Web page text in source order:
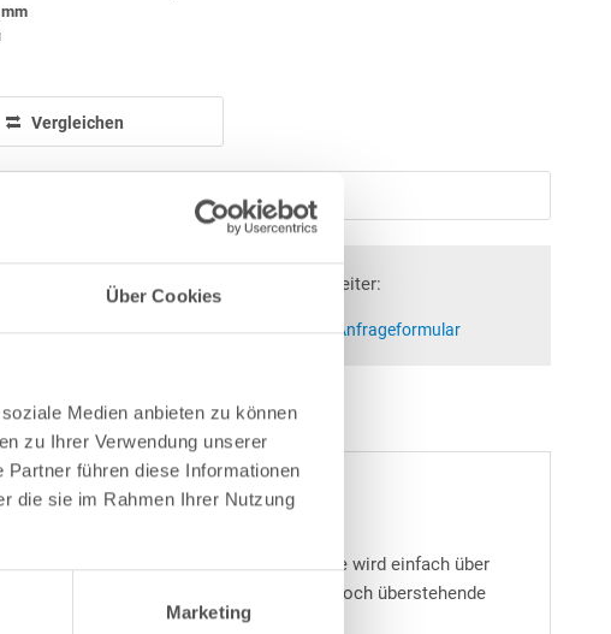
Über Cookies
Medien anbieten zu können
zu Ihrer Verwendung unserer
führen diese Informationen
die sie im Rahmen Ihrer Nutzung
Marketing
Vergleichen
Merken
Fragen? Wir helfen Ihnen gerne weiter:
Anfrageformular
460 x 120 cm. Die blaue Pool-Innenhülle wird einfach über
des Schwimmbeckens kann die noch überstehende